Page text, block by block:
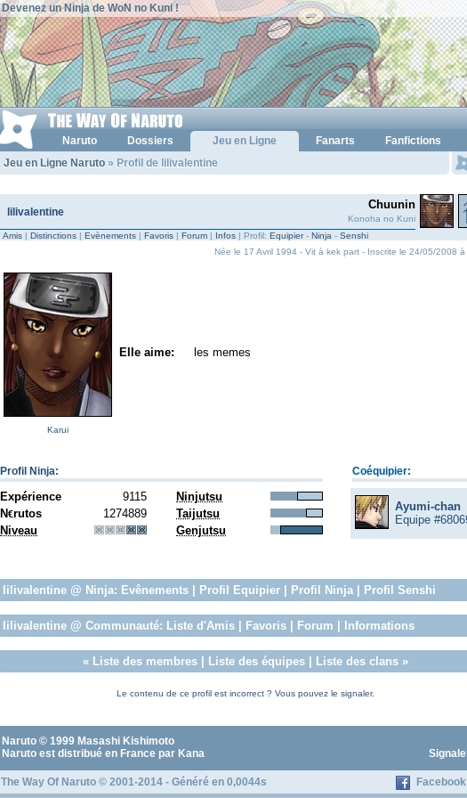
Devenez un Ninja de WoN no Kuni !
Naruto Dossiers Jeu en Ligne Fanarts
Fanfictions
Jeu en Ligne Naruto » Profil de lilivalentine
lilivalentine
Chuunin
Konoha no Kuni
Amis | Distinctions | Evènements | Favoris | Forum | Infos | Profil: Equipier- Ninja - Senshi
Née le 17 Avril 1994 - Vit à kek part - Inscrite le 24/05/2008 à
Karui
Elle aime: les memes
Profil Ninja: Coéquipier:
Expérience 9115 Ninjutsu
Ayumi-chan
Equipe
N€rutos 1274889
Taijutsu
Niveau
Genjutsu
lilivalentine @ Ninja: Evênements Profil Equipier Profil Ninja| Profil Senshi
lilivalentine @ Communauté: Liste d'Amis Favoris Forum Informations
« Liste des membres| Liste des équipes| Liste des clans»
Le contenu de ce profil est incorrect ? Vous pouvez le signaler.
Naruto © 1999 Masashi Kishimoto
Naruto est distribué en France par Kana
Facebook
The Way Of Naruto © 2001-2014 - Généré en 0,0044s